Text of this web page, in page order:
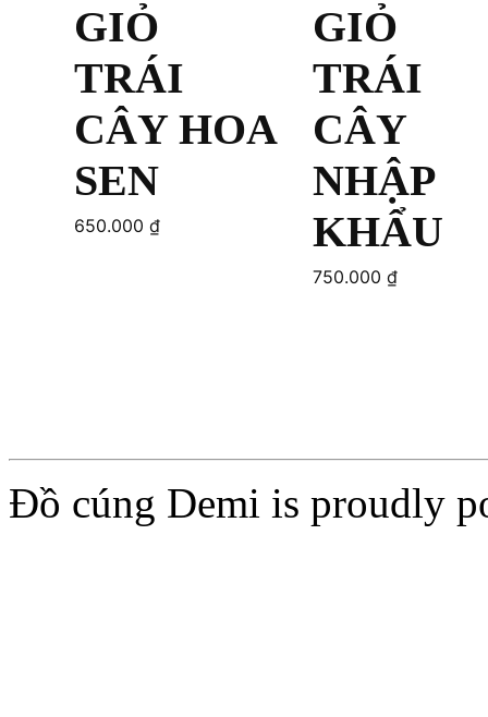
GIỎ
TRÁI
CÂY HOA
SEN
650.000 ₫
GIỎ
TRÁI
CÂY
NHẬP
KHẨU
750.000₫
Đồ cúng Demi is proudly